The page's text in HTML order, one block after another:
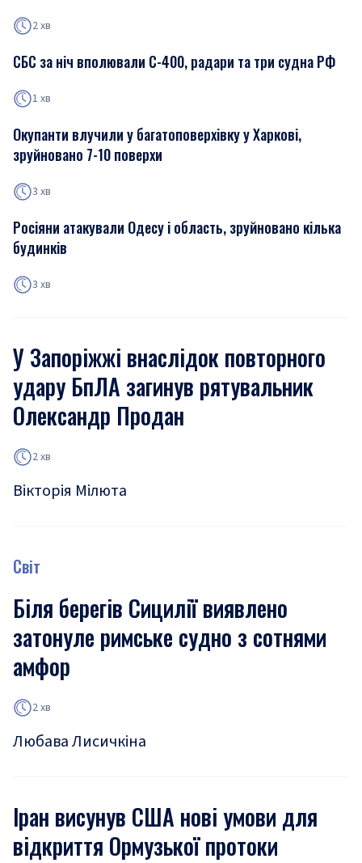
2 хв
СБС за ніч вполювали С-400, радари та три судна РФ
1 хв
Окупанти влучили у багатоповерхівку у Харкові,
зруйновано 7-10 поверхи
3 хв
Росіяни атакували Одесу і область, зруйновано кілька
будинків
3 хв
У Запоріжжі внаслідок повторного
удару БпЛА загинув рятувальник
Олександр Продан
2 хв
Вікторія Мілюта
Світ
Біля берегів Сицилії виявлено
затонуле римське судно з сотнями
амфор
2 хв
Любава Лисичкіна
Іран висунув США нові умови для
відкриття Ормузької протоки